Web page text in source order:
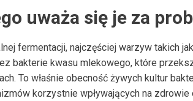
uważa się je za
fermentacji, najczęściej warzyw takich
bakterie kwasu mlekowego, które
To właśnie obecność żywych kultur
korzystnie wpływających na zdrowie